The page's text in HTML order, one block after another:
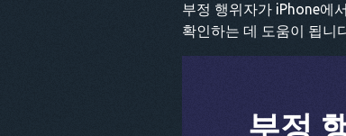
부정 행위자가 iPhone에
확인하는 데 도움이 됩니
부정